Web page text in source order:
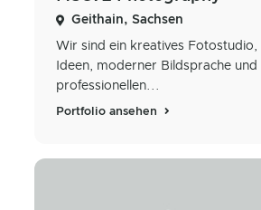
Geithain, Sachsen
Wir sind ein kreatives Fotostudio,
Ideen, moderner Bildsprache und
professionellen...
Portfolio ansehen